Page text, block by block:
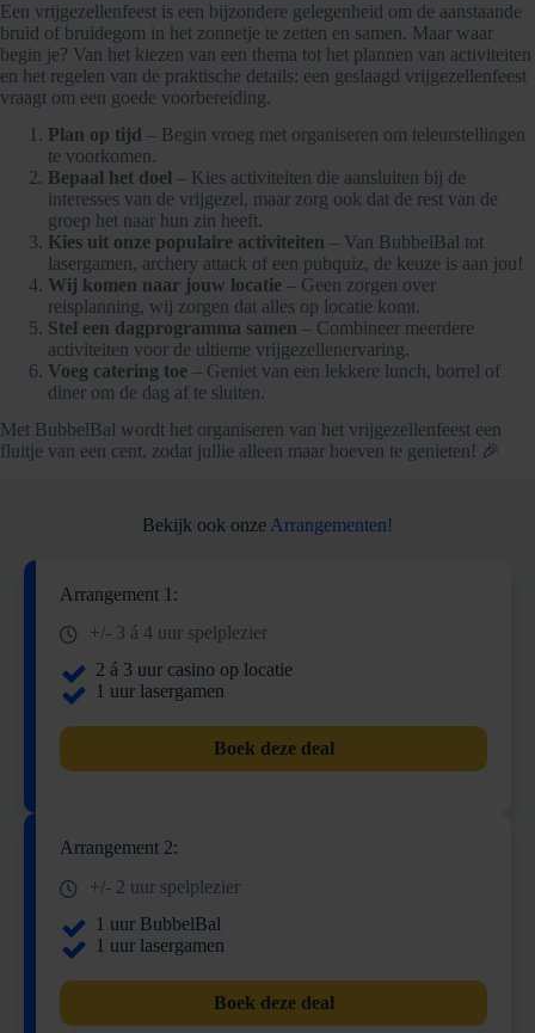
Een vrijgezellenfeest is een bijzondere gelegenheid om de aanstaande
bruid of bruidegom in het zonnetje te zetten en samen. Maar waar
begin je? Van het kiezen van een thema tot het plannen van activiteiten
en het regelen van de praktische details: een geslaagd vrijgezellenfeest
vraagt om een goede voorbereiding.
Plan op tijd – Begin vroeg met organiseren om teleurstellingen
te voorkomen.
Bepaal het doel – Kies activiteiten die aansluiten bij de
interesses van de vrijgezel, maar zorg ook dat de rest van de
groep het naar hun zin heeft.
Kies uit onze populaire activiteiten – Van BubbelBal tot
lasergamen, archery attack of een pubquiz, de keuze is aan jou!
Wij komen naar jouw locatie – Geen zorgen over
reisplanning, wij zorgen dat alles op locatie komt.
Stel een dagprogramma samen – Combineer meerdere
activiteiten voor de ultieme vrijgezellenervaring.
Voeg catering toe – Geniet van een lekkere lunch, borrel of
diner om de dag af te sluiten.
Met BubbelBal wordt het organiseren van het vrijgezellenfeest een
fluitje van een cent, zodat jullie alleen maar hoeven te genieten! 🎉
Bekijk ook onze Arrangementen!
+/- 3 á 4 uur spelplezier
Arrangement 1:
2 á 3 uur casino op locatie
1 uur lasergamen
Boek deze deal
+/- 2 uur spelplezier
Arrangement 2:
1 uur BubbelBal
1 uur lasergamen
Boek deze deal